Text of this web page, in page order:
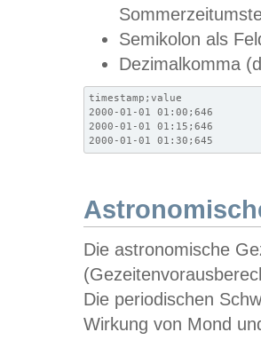
Semikolon als
Dezimalkomma
timestamp;value
2000-01-01 01:00;646
2000-01-01 01:15;646
2000-01-01 01:30;645
Die astronomische
Die periodischen
Wirkung von Mond